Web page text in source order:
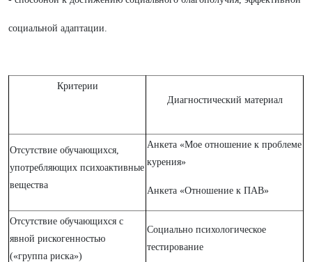
социальной адаптации.
Критерии
Диагностический материал
Отсутствие обучающихся,
употребляющих психоактивные
вещества
Анкета «Мое отношение к проблеме
курения»
Анкета «Отношение к ПАВ»
Отсутствие обучающихся с
явной рискогенностью
(«группа риска»)
Социально психологическое
тестирование